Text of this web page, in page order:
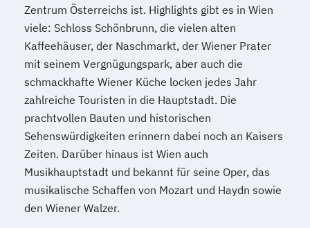
Zentrum Österreichs ist. Highlights gibt es in Wien
viele: Schloss Schönbrunn, die vielen alten
Kaffeehäuser, der Naschmarkt, der Wiener Prater
mit seinem Vergnügungspark, aber auch die
schmackhafte Wiener Küche locken jedes Jahr
zahlreiche Touristen in die Hauptstadt. Die
prachtvollen Bauten und historischen
Sehenswürdigkeiten erinnern dabei noch an Kaisers
Zeiten. Darüber hinaus ist Wien auch
Musikhauptstadt und bekannt für seine Oper, das
musikalische Schaffen von Mozart und Haydn sowie
den Wiener Walzer.